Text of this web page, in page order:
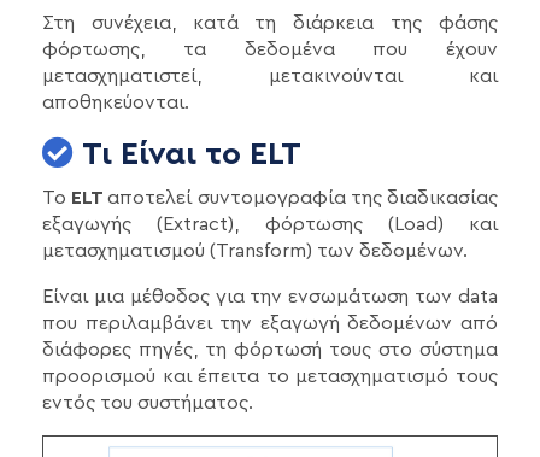
Στη συνέχεια, κατά τη διάρκεια της φάσης
φόρτωσης, τα δεδομένα που έχουν
μετασχηματιστεί, μετακινούνται και
αποθηκεύονται.
Τι Είναι το ELT
Το ELTαποτελεί συντομογραφία της διαδικασίας
εξαγωγής (Extract), φόρτωσης (Load) και
μετασχηματισμού (Transform) των δεδομένων.
Είναι μια μέθοδος για την ενσωμάτωση των data
που περιλαμβάνει την εξαγωγή δεδομένων από
διάφορες πηγές, τη φόρτωσή τους στο σύστημα
προορισμού και έπειτα το μετασχηματισμό τους
εντός του συστήματος.